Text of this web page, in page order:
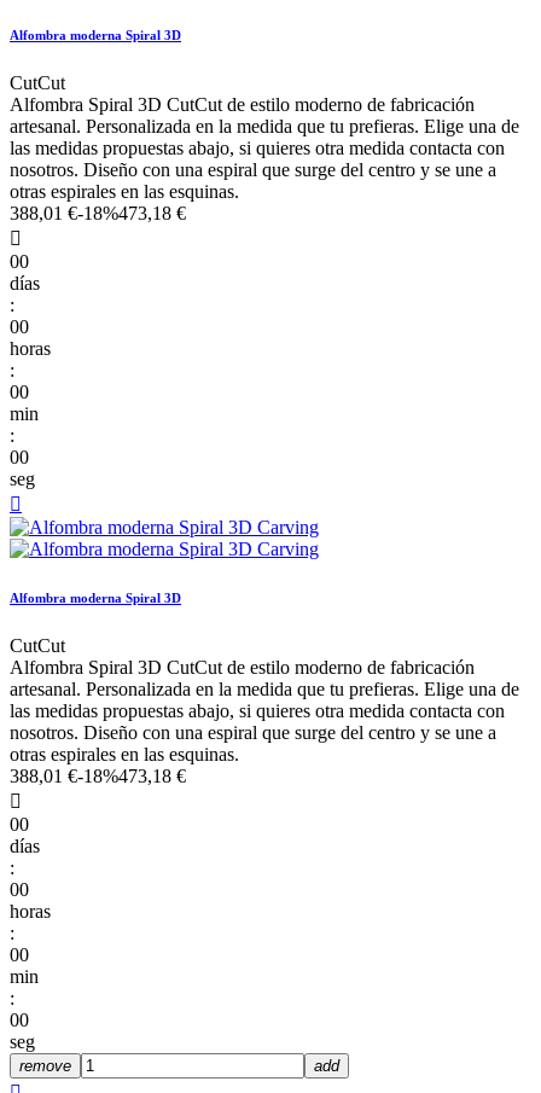
Alfombra moderna Spiral 3D
CutCut
Alfombra Spiral 3D CutCut de estilo moderno de fabricación
artesanal. Personalizada en la medida que tu prefieras. Elige una de
las medidas propuestas abajo, si quieres otra medida contacta con
nosotros. Diseño con una espiral que surge del centro y se une a
otras espirales en las esquinas.
388,01 €-18%473,18 €

00
días
:
00
horas
:
00
min
:
00
seg

Alfombra moderna Spiral 3D
CutCut
Alfombra Spiral 3D CutCut de estilo moderno de fabricación
artesanal. Personalizada en la medida que tu prefieras. Elige una de
las medidas propuestas abajo, si quieres otra medida contacta con
nosotros. Diseño con una espiral que surge del centro y se une a
otras espirales en las esquinas.
388,01 €-18%473,18 €

00
días
:
00
horas
:
00
min
:
00
seg
remove add